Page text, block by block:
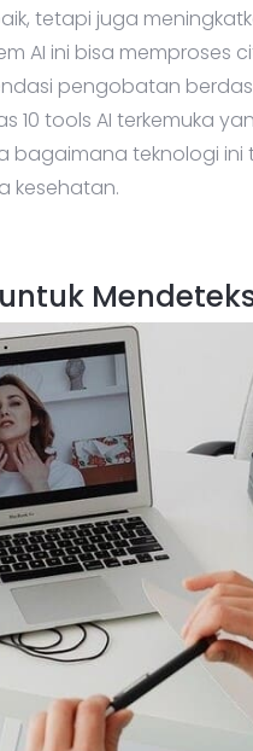
tetapi juga
AI ini bisa memproses
pengobatan
10 tools AI terkemuka
bagaimana teknologi
kesehatan.